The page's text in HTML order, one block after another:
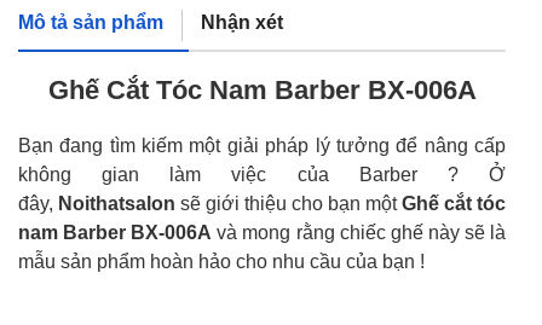
Mô tả sản phẩm Nhận xét
Ghế Cắt Tóc Nam Barber BX-006A
Bạn đang tìm kiếm một giải pháp lý tưởng để nâng cấp
không gian làm việc của Barber ? Ở
đây, Noithatsalon sẽ giới thiệu cho bạn mộtGhế cắt tóc
nam Barber BX-006A và mong rằng chiếc ghế này sẽ là
mẫu sản phẩm hoàn hảo cho nhu cầu của bạn !